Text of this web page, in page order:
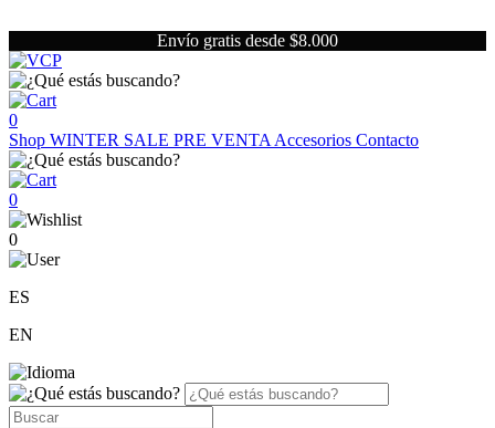
Envío gratis desde $8.000
0
Shop WINTER SALE PRE VENTA Accesorios Contacto
0
0
ES
EN